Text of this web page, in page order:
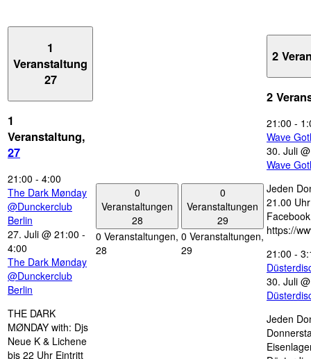
1
Veranstaltung
27
1
Veranstaltung,
27
21:00 - 4:00
The Dark Mønday
@Dunckerclub
Berlin
27. Juli @ 21:00 -
4:00
The Dark Mønday
@Dunckerclub
Berlin
THE DARK
MØNDAY with: Djs
Neue K & Lichene
bis 22 Uhr Eintritt
0
Veranstaltungen
28
0 Veranstaltungen,
28
0
Veranstaltungen
29
0 Veranstaltungen,
29
2
2
21:00 -
Wave
30. Juli
Wave
Jeden
21.00
https://
21:00 -
30. Juli
Jeden